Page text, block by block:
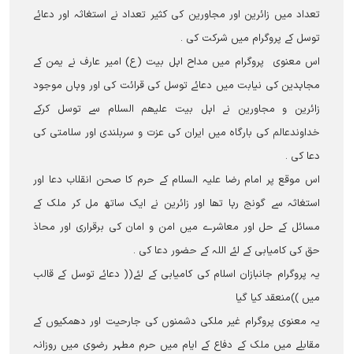
تعداد میں زائرین اور مجاورین کی کثیر تعداد نے استغاثہ اور دعائے
توسل کے پروگرام میں شرکت کی ۔
اس معنوی پروگرام میں مداح اہل بیت (ع) امیر عارف نے یمن کے
مجاہدین کی نیابت میں دعائے توسل کی قرائت کی اور وہاں موجود
زائرین و مجاورین نے اہل بیت علیھم السلام سے توسل کرکے
خداوندعالم کی بارگاہ میں ایران کی عزت و سربلندی اور سلامتی کی
دعا کی ۔
اس موقع پر امام رضا علیہ السلام کے حرم کا صحن انقلاب دعا اور
استغاثہ سے گونج رہا تھا اور زائرین نے ایک ساتھ مل کر ملک کے
مسائل کے حل اور معاشرے میں امن و امان کی برقراری اور محاذ
حق کی کامیابی کے لئے اللہ کے حضور دعا کی ۔
یہ پروگرام جانبازان اسلام کی کامیابی کے لئے(( دعائے توسل کے قالب
میں ))منعقد کیا گیا
یہ معنوی پروگرام غیر ملکی دشمنوں کی جارحیت اور دھمکیوں کے
مقابلے میں ملک کے دفاع کے ایام میں حرم مطہر رضوی میں روزانہ